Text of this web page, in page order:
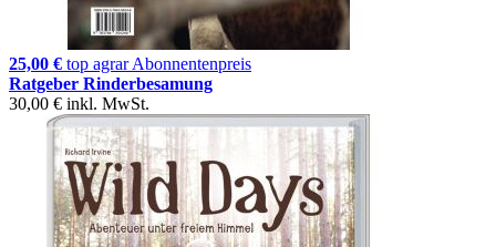
25,00 € top agrar Abonnentenpreis
Ratgeber Rinderbesamung
30,00 € inkl. MwSt.